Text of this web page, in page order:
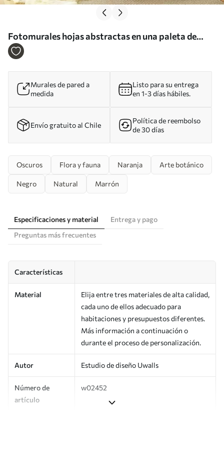
Fotomurales hojas abstractas en una paleta de
tonos terrosos: beige, terracota y gris oscuro Nr.
Murales de pared a
medida
Listo para su entrega
en 1-3 días hábiles.
Envío gratuito al Chile
Política de reembolso
de 30 días
Oscuros Flora y fauna Naranja Arte botánico
Negro Natural Marrón
Especificaciones y material
Entrega y pago
Preguntas más frecuentes
Características
Material
Elija entre tres materiales de alta calidad,
cada uno de ellos adecuado para
habitaciones y presupuestos diferentes.
Más información a continuación o
durante el proceso de personalización.
Autor Estudio de diseño Uwalls
Número de
artículo
w02452